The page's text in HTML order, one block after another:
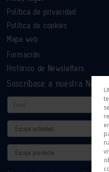
Política de privacidad
Política de cookies
Mapa web
Formación
Histórico de Newsletters
Suscríbase a nuestra
Email
Actividad
Provincia